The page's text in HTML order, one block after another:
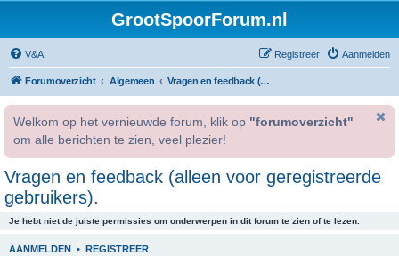
GrootSpoorForum.nl
V&A Aanmelden
Registreer
Forumoverzicht Algemeen Vragen en feedback (alleen voor geregistreerde gebruikers).
Welkom op het vernieuwde forum, klik op "forumoverzicht"
om alle berichten te zien, veel plezier!
Vragen en feedback (alleen voor geregistreerde
gebruikers).
Je hebt niet de juiste permissies om onderwerpen in dit forum te zien of te lezen.
AANMELDEN • REGISTREER